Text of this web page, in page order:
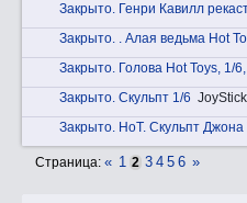
Закрытo. Генри Кавилл
Закрытo. . Алая ведьма Hot
Закрытo. Голова Hot Toys, 1/
Закрытo. Скульпт 1/6 JoyStick
Закрытo. HоT. Скульпт Джона
Страница:« 1 2 3 4 5 6 »